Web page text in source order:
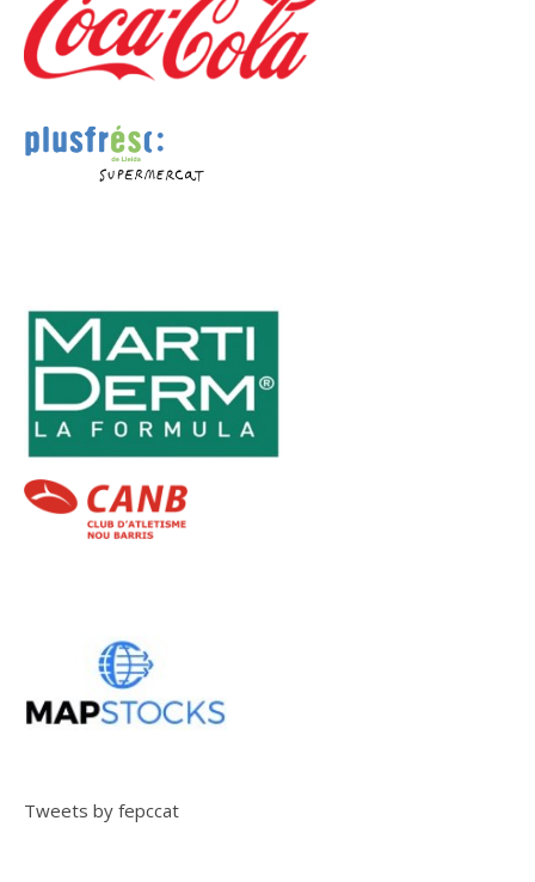
Tweets by fepccat